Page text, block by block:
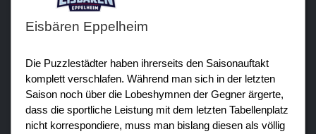
Eisbären Eppelheim
Die Puzzlestädter haben ihrerseits den Saisonauftakt
komplett verschlafen. Während man sich in der letzten
Saison noch über die Lobeshymnen der Gegner ärgerte,
dass die sportliche Leistung mit dem letzten Tabellenplatz
nicht korrespondiere, muss man bislang diesen als völlig